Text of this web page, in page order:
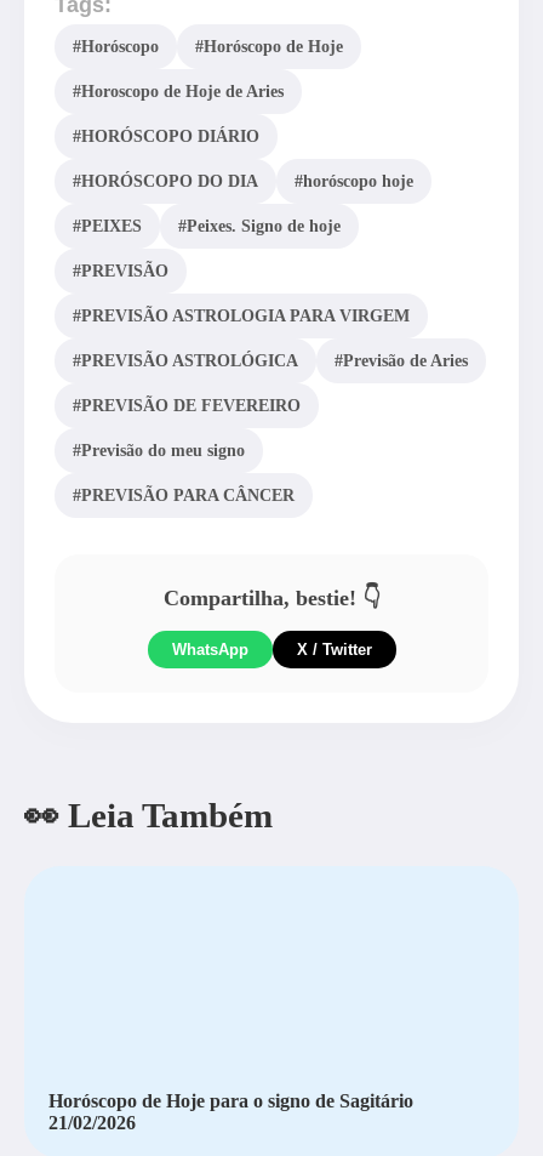
#Horóscopo #Horóscopo de Hoje
#Horoscopo de Hoje de Aries
#HORÓSCOPO DIÁRIO
#HORÓSCOPO DO DIA #horóscopo hoje
#PEIXES #Peixes. Signo de hoje
#PREVISÃO
#PREVISÃO ASTROLOGIA PARA VIRGEM
#PREVISÃO ASTROLÓGICA #Previsão de Aries
#PREVISÃO DE FEVEREIRO
#Previsão do meu signo
#PREVISÃO PARA CÂNCER
Compartilha, bestie! 👇
WhatsApp X / Twitter
👀 Leia Também
Horóscopo de Hoje para o signo de Sagitário
21/02/2026